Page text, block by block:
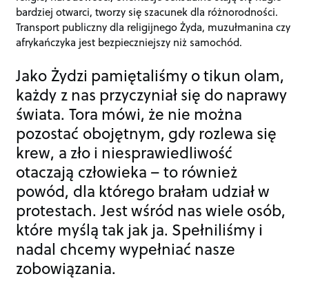
bardziej otwarci, tworzy się szacunek dla różnorodności.
Transport publiczny dla religijnego Żyda, muzułmanina czy
afrykańczyka jest bezpieczniejszy niż samochód.
Jako Żydzi pamiętaliśmy o tikun olam,
każdy z nas przyczyniał się do naprawy
świata. Tora mówi, że nie można
pozostać obojętnym, gdy rozlewa się
krew, a zło i niesprawiedliwość
otaczają człowieka – to również
powód, dla którego brałam udział w
protestach. Jest wśród nas wiele osób,
które myślą tak jak ja. Spełniliśmy i
nadal chcemy wypełniać nasze
zobowiązania.